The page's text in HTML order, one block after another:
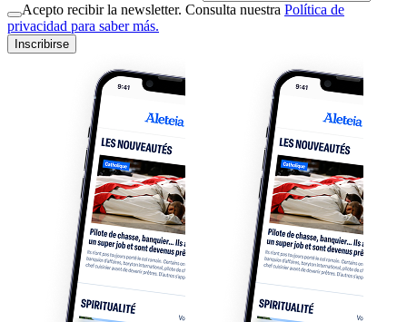
Acepto recibir la newsletter. Consulta nuestra Política de
privacidad para saber más.
Inscribirse